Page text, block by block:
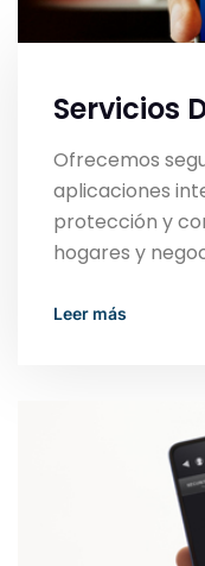
Servicios
Ofrecemos
aplicaciones
protección y
hogares y
Read More